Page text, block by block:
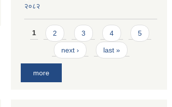
२०८२
Pages
1 2 3 4 5
next › last »
more